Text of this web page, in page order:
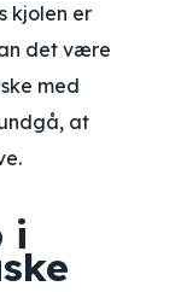
kjolen er
det være
med
at
i